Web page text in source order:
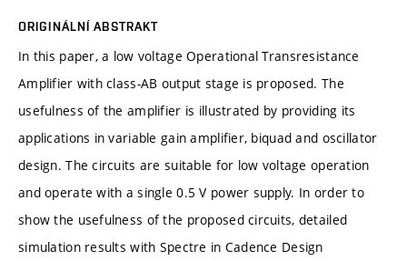
ORIGINÁLNÍ ABSTRAKT
In this paper, a low voltage Operational Transresistance
Amplifier with class-AB output stage is proposed. The
usefulness of the amplifier is illustrated by providing its
applications in variable gain amplifier, biquad and oscillator
design. The circuits are suitable for low voltage operation
and operate with a single 0.5 V power supply. In order to
show the usefulness of the proposed circuits, detailed
simulation results with Spectre in Cadence Design